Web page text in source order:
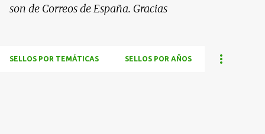
son de Correos de España. Gracias
SELLOS POR TEMÁTICAS SELLOS POR AÑOS